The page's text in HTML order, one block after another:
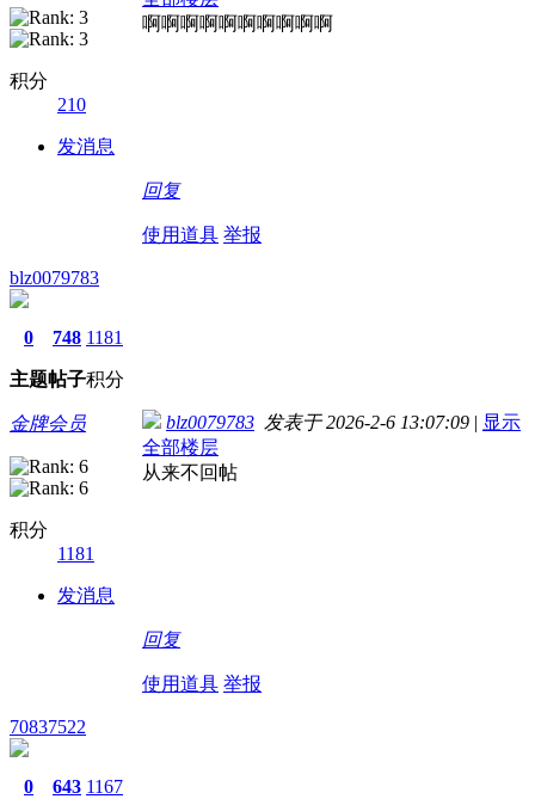
积分
210
发消息
啊啊啊啊啊啊啊啊啊啊
回复
使用道具 举报
blz0079783
0
主题
748
帖子
1181
积分
金牌会员
积分
1181
发消息
blz0079783 发表于 2026-2-6 13:07:09 | 显示
全部楼层
从来不回帖
回复
使用道具 举报
70837522
0 643 1167